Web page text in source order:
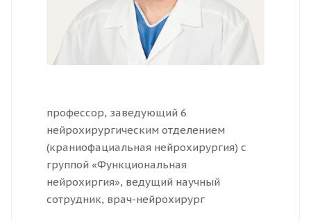
профессор, заведующий 6
нейрохирургическим отделением
(краниофациальная нейрохирургия) с
группой «Функциональная
нейрохиргия», ведущий научный
сотрудник, врач-нейрохирург